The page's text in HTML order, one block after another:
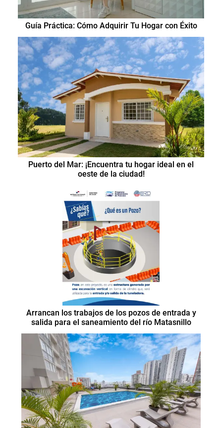
Guía Práctica: Cómo Adquirir Tu Hogar con Éxito
Puerto del Mar: ¡Encuentra tu hogar ideal en el
oeste de la ciudad!
Arrancan los trabajos de los pozos de entrada y
salida para el saneamiento del río Matasnillo